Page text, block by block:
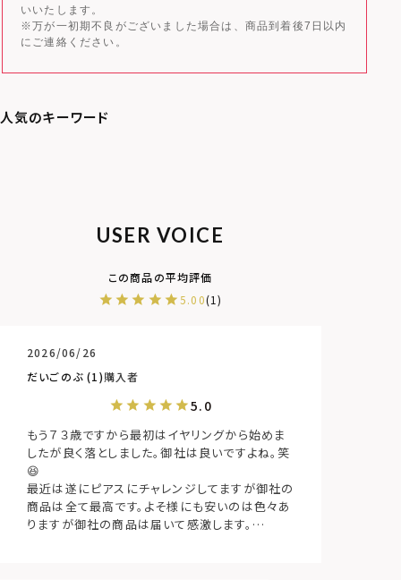
いいたします。
※万が一初期不良がございました場合は、商品到着後7日以内
にご連絡ください。
USER VOICE
5.00 1
だいごのぶ 1 購入者
2026/06/26
もう７３歳ですから最初はイヤリングから始めま
したが良く落としました。御社は良いですよね。笑
😆
最近は遂にピアスにチャレンジしてますが御社の
商品は全て最高です。よそ様にも安いのは色々あ
りますが御社の商品は届いて感激します。